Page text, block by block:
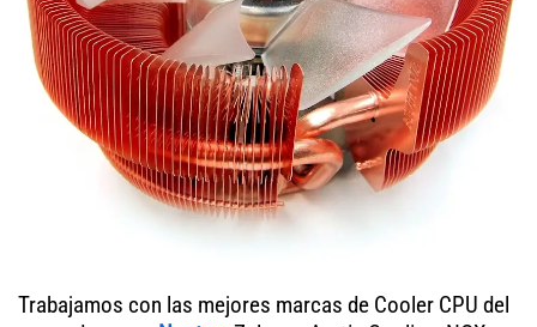
Trabajamos con las mejores marcas de Cooler CPU del